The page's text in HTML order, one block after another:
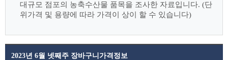
대규모 점포의 농축수산물 품목을 조사한 자료입니다. (단
위가격 및 용량에 따라 가격이 상이 할 수 있습니다)
2023년 6월 넷째주 장바구니가격정보